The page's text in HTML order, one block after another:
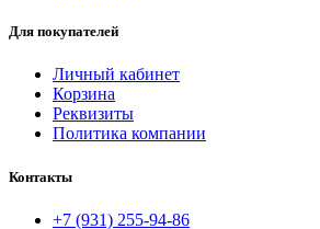
Для покупателей
Личный кабинет
Корзина
Реквизиты
Политика компании
Контакты
+7 (931) 255-94-86